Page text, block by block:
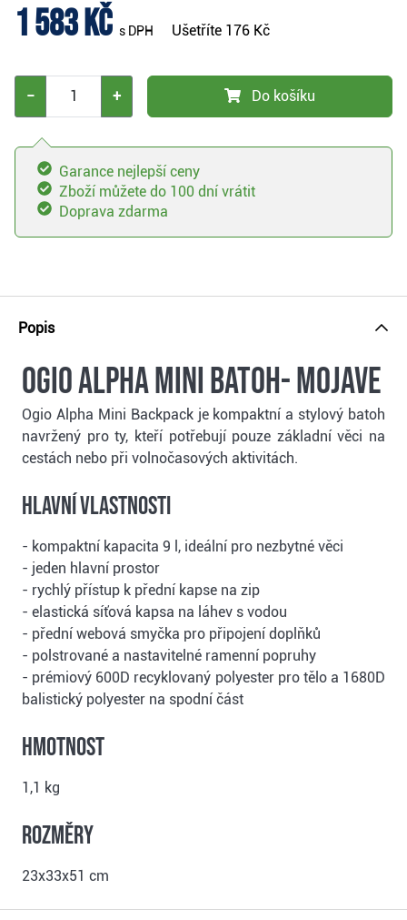
1 583 Kč s DPH Ušetříte 176 Kč
− + Do košíku
Garance nejlepší ceny
Zboží můžete do 100 dní vrátit
Doprava zdarma
Popis
Ogio Alpha Mini batoh- mojave
Ogio Alpha Mini Backpack je kompaktní a stylový batoh
navržený pro ty, kteří potřebují pouze základní věci na
cestách nebo při volnočasových aktivitách.
Hlavní vlastnosti
- kompaktní kapacita 9 l, ideální pro nezbytné věci
- jeden hlavní prostor
- rychlý přístup k přední kapse na zip
- elastická síťová kapsa na láhev s vodou
- přední webová smyčka pro připojení doplňků
- polstrované a nastavitelné ramenní popruhy
- prémiový 600D recyklovaný polyester pro tělo a 1680D
balistický polyester na spodní část
Hmotnost
1,1 kg
Rozměry
23x33x51 cm